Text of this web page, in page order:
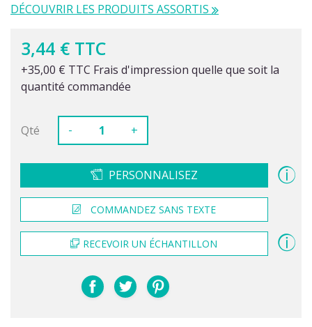
DÉCOUVRIR LES PRODUITS ASSORTIS
3,44 € TTC
+35,00 € TTC Frais d'impression quelle que soit la
quantité commandée
Qté - +
PERSONNALISEZ
COMMANDEZ SANS TEXTE
RECEVOIR UN ÉCHANTILLON